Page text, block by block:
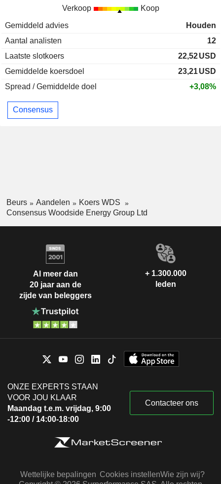
Verkoop Koop
Gemiddeld advies
Houden
Aantal analisten
12
Laatste slotkoers
22,52USD
Gemiddelde koersdoel
23,21USD
Spread / Gemiddelde doel
+3,08%
Consensus
Beurs Aandelen
Koers WDS
Consensus Woodside Energy Group Ltd
Al meer dan
20 jaar aan de
zijde van beleggers
+ 1.300.000
leden
ONZE EXPERTS STAAN
VOOR JOU KLAAR
Maandag t.e.m. vrijdag, 9:00
-12:00 / 14:00-18:00
Contacteer ons
Wettelijke bepalingen Cookies instellenWie zijn wij?